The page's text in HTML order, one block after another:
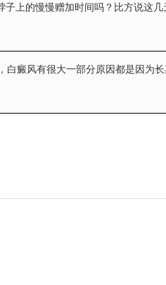
子上的慢慢赠加时间吗？比方说这
，白癜风有很大一部分原因都是因为